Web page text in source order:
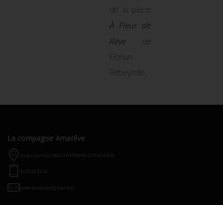
de la pièce
À Fleur de
Rêve de
Florian
Rebeyrolle.
La compagnie Amarêve
3 place Saint-Cyr 58410 ENTRAINS-SUR-NOHAIN
06 63 25 55 46
contactamareve@gmail.com